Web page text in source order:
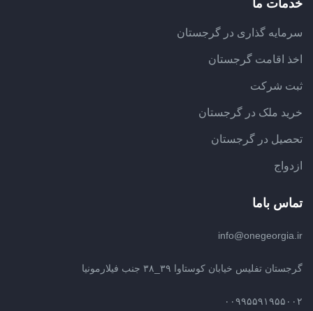
خدمات ما
سرمایه گذاری در گرجستان
اخذ اقامت گرجستان
ثبت شرکت
خرید ملک در گرجستان
تحصیل در گرجستان
ازدواج
تماس باما
info@onegeorgia.ir
گرجستان تفلیس خیابان کوستاوا ۳۹_۳۸ جنب فیلارمونیا
۰۰۹۹۵۵۹۱۹۵۵۰۰۲